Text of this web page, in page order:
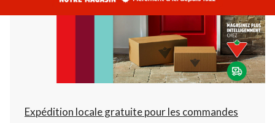
Fermeture
à
22:00
cliquer
pour
changer
Expédition locale gratuite pour les commandes